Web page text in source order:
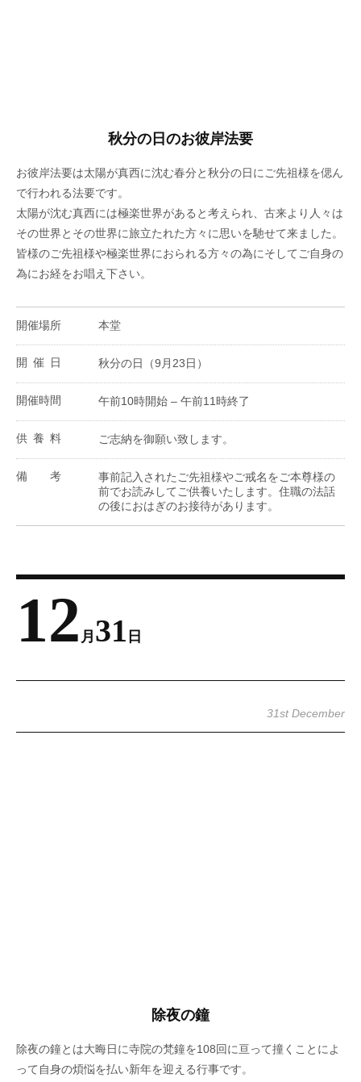
秋分の日のお彼岸法要
お彼岸法要は太陽が真西に沈む春分と秋分の日にご先祖様を偲ん
で行われる法要です。
太陽が沈む真西には極楽世界があると考えられ、古来より人々は
その世界とその世界に旅立たれた方々に思いを馳せて来ました。
皆様のご先祖様や極楽世界におられる方々の為にそしてご自身の
為にお経をお唱え下さい。
開催場所 本堂
開催日 秋分の日（9月23日）
開催時間 午前10時開始 – 午前11時終了
供養料 ご志納を御願い致します。
備考
事前記入されたご先祖様やご戒名をご本尊様の
前でお読みしてご供養いたします。住職の法話
の後におはぎのお接待があります。
12 月 31 日
31st December
除夜の鐘
除夜の鐘とは大晦日に寺院の梵鐘を108回に亘って撞くことによ
って自身の煩悩を払い新年を迎える行事です。